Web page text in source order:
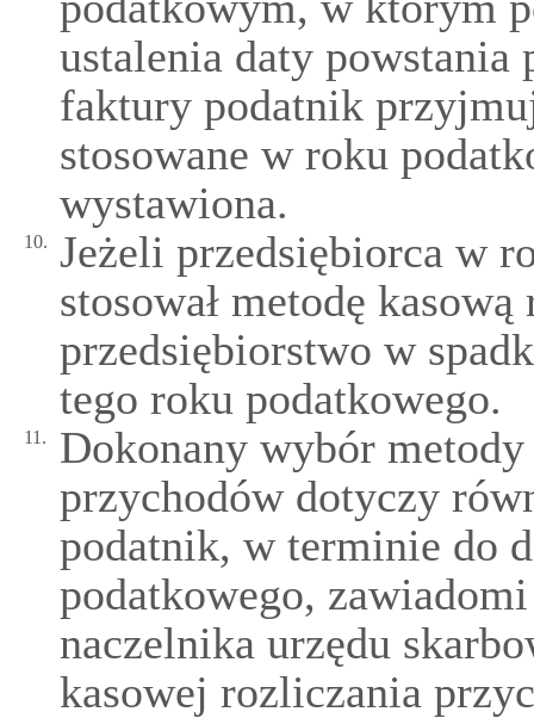
ustalenia daty
faktury podatnik
stosowane w roku
wystawiona.
10.
Jeżeli przedsiębiorca w
stosował metodę
przedsiębiorstwo w
tego roku podatkowego.
11.
Dokonany wybór
przychodów dotyczy
podatnik, w terminie do
podatkowego,
naczelnika urzędu
kasowej rozliczania